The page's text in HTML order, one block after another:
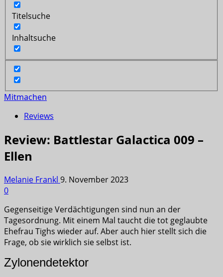
Titelsuche
Inhaltsuche
Mitmachen
Reviews
Review: Battlestar Galactica 009 –
Ellen
Melanie Frankl 9. November 2023
0
Gegenseitige Verdächtigungen sind nun an der
Tagesordnung. Mit einem Mal taucht die tot geglaubte
Ehefrau Tighs wieder auf. Aber auch hier stellt sich die
Frage, ob sie wirklich sie selbst ist.
Zylonendetektor